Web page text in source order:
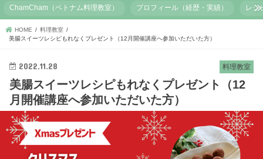
ChamCham（ベトナム料理教室） プロフィール（経歴・実績） レシ
HOME
料理教室
美腸スイーツレシピもれなくプレゼント（12月開催講座へ参加いただいた方）
料理教室
2022.11.28
美腸スイーツレシピもれなくプレゼント（12
月開催講座へ参加いただいた方）